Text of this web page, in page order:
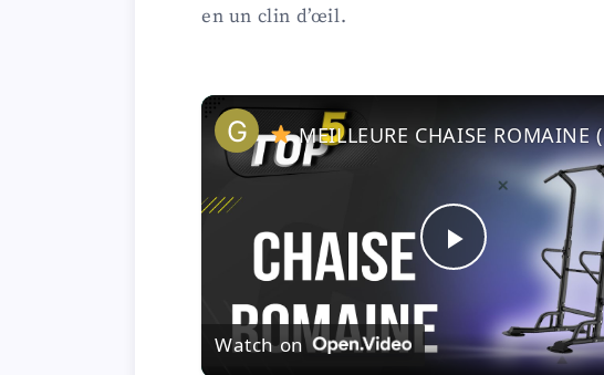
en un clin d’œil.
P
l
MEILLEURE CHAISE ROMAINE (2022) - Comparatif & Guide d'achat
Watch on